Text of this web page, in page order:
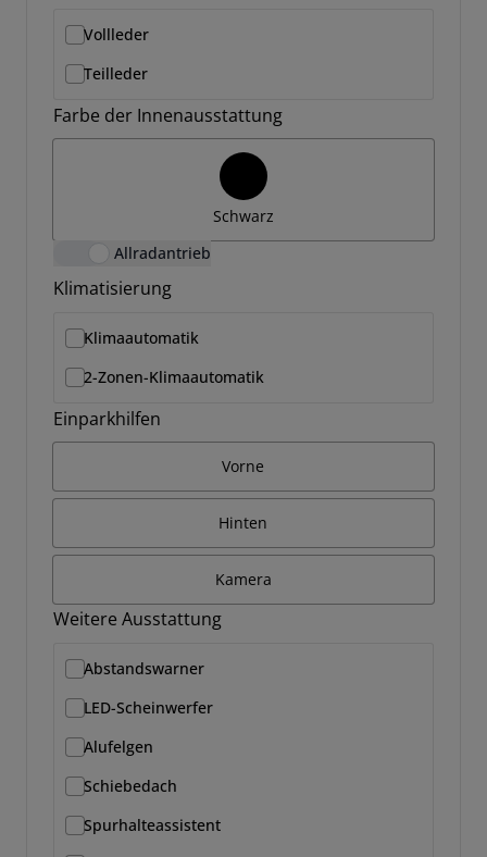
Vollleder
Teilleder
Farbe der Innenausstattung
Schwarz
Allradantrieb
Klimatisierung
Klimaautomatik
2-Zonen-Klimaautomatik
Einparkhilfen
Vorne
Hinten
Kamera
Weitere Ausstattung
Abstandswarner
LED-Scheinwerfer
Alufelgen
Schiebedach
Spurhalteassistent